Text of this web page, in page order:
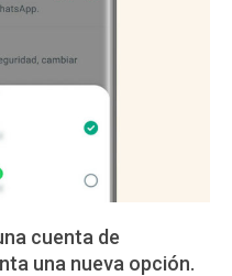
cuenta de
una nueva opción.